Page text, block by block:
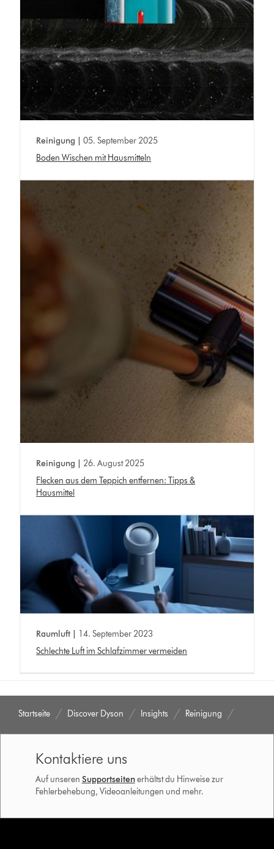
Reinigung |
05. September 2025
Boden Wischen mit Hausmitteln
Reinigung |
26. August 2025
Flecken aus dem Teppich entfernen: Tipps &
Hausmittel
Raumluft |
14. September 2023
Schlechte Luft im Schlafzimmer vermeiden
Startseite Discover Dyson Insights Reinigung
Kontaktiere uns
Auf unseren Supportseiten erhältst du Hinweise zur
Fehlerbehebung, Videoanleitungen und mehr.